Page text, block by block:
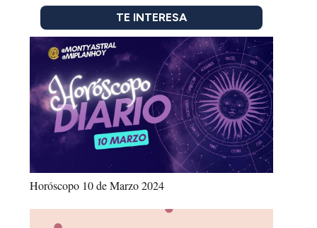
TE INTERESA
Horóscopo 10 de Marzo 2024